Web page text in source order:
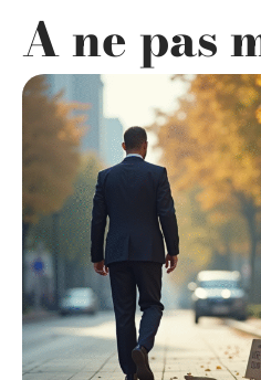
A ne pas